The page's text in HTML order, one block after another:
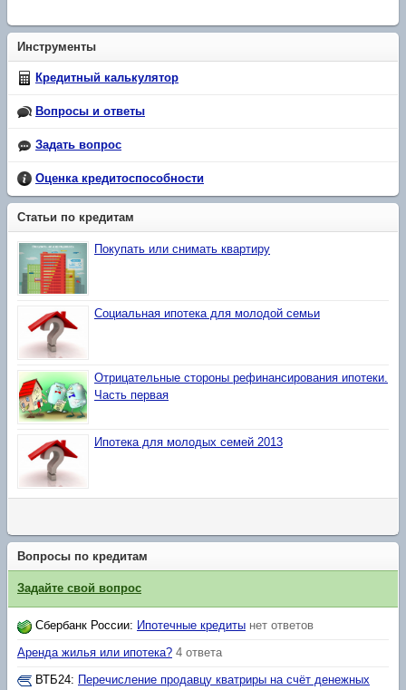
Инструменты
Кредитный калькулятор
Вопросы и ответы
Задать вопрос
Оценка кредитоспособности
Статьи по кредитам
Покупать или снимать квартиру
Социальная ипотека для молодой семьи
Отрицательные стороны рефинансирования ипотеки.
Часть первая
Ипотека для молодых семей 2013
Вопросы по кредитам
Задайте свой вопрос
Сбербанк России: Ипотечные кредиты нет ответов
Аренда жилья или ипотека? 4 ответа
ВТБ24:
Перечисление продавцу кватриры на счёт денежных